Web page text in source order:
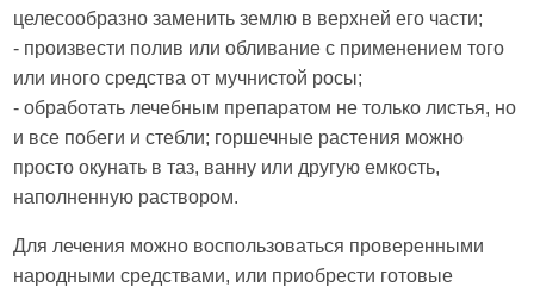
целесообразно заменить землю в верхней его части;
- произвести полив или обливание с применением того
или иного средства от мучнистой росы;
- обработать лечебным препаратом не только листья, но
и все побеги и стебли; горшечные растения можно
просто окунать в таз, ванну или другую емкость,
наполненную раствором.
Для лечения можно воспользоваться проверенными
народными средствами, или приобрести готовые